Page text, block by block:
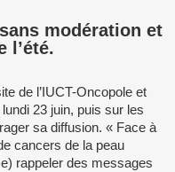
modération et
l’été.
de l’IUCT-Oncopole et
23 juin, puis sur les
sa diffusion. « Face à
cancers de la peau
rappeler des messages